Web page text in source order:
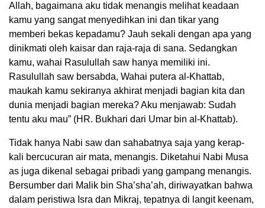
Allah, bagaimana aku tidak menangis melihat keadaan
kamu yang sangat menyedihkan ini dan tikar yang
memberi bekas kepadamu? Jauh sekali dengan apa yang
dinikmati oleh kaisar dan raja-raja di sana. Sedangkan
kamu, wahai Rasulullah saw hanya memiliki ini.
Rasulullah saw bersabda, Wahai putera al-Khattab,
maukah kamu sekiranya akhirat menjadi bagian kita dan
dunia menjadi bagian mereka? Aku menjawab: Sudah
tentu aku mau” (HR. Bukhari dari Umar bin al-Khattab).
Tidak hanya Nabi saw dan sahabatnya saja yang kerap-
kali bercucuran air mata, menangis. Diketahui Nabi Musa
as juga dikenal sebagai pribadi yang gampang menangis.
Bersumber dari Malik bin Sha’sha’ah, diriwayatkan bahwa
dalam peristiwa Isra dan Mikraj, tepatnya di langit keenam,